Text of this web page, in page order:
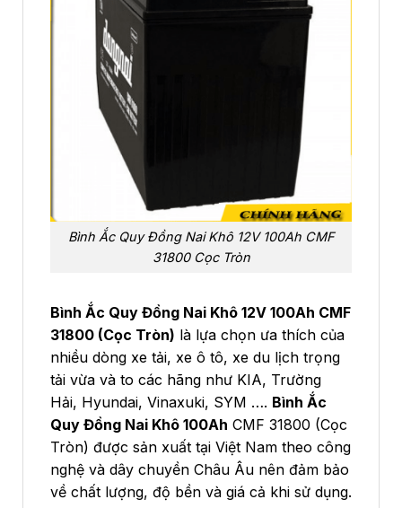
Bình Ắc Quy Đồng Nai Khô 12V 100Ah CMF
31800 Cọc Tròn
Bình Ắc Quy Đồng Nai Khô 12V 100Ah CMF
31800 (Cọc Tròn) là lựa chọn ưa thích của
nhiều dòng xe tải, xe ô tô, xe du lịch trọng
tải vừa và to các hãng như KIA, Trường
Hải, Hyundai, Vinaxuki, SYM …. Bình Ắc
Quy Đồng Nai Khô 100Ah CMF 31800 (Cọc
Tròn) được sản xuất tại Việt Nam theo công
nghệ và dây chuyền Châu Âu nên đảm bảo
về chất lượng, độ bền và giá cả khi sử dụng.